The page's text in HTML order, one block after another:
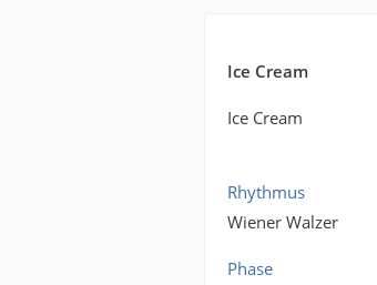
Ice Cream
Ice Cream
Rhythmus
Wiener Walzer
Phase